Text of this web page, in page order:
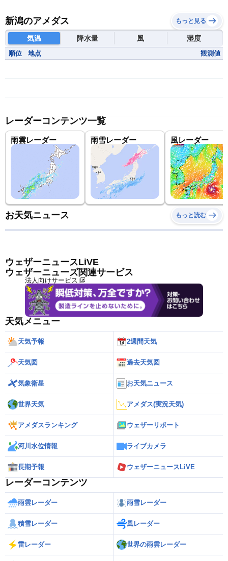
新潟のアメダス もっと見る
気温 降水量 風 湿度
順位 地点 観測値
レーダーコンテンツ一覧
雨雲レーダー 雨雪レーダー 風レーダー
お天気ニュース もっと読む
ウェザーニュースLiVE
ウェザーニューズ関連サービス
法人向けサービス
天気メニュー
天気予報 2週間天気
天気図 過去天気図
気象衛星 お天気ニュース
世界天気 アメダス(実況天気)
アメダスランキング ウェザーリポート
河川水位情報 ライブカメラ
長期予報 ウェザーニュースLiVE
レーダーコンテンツ
雨雲レーダー 雨雪レーダー
積雪レーダー 風レーダー
雷レーダー 世界の雨雲レーダー